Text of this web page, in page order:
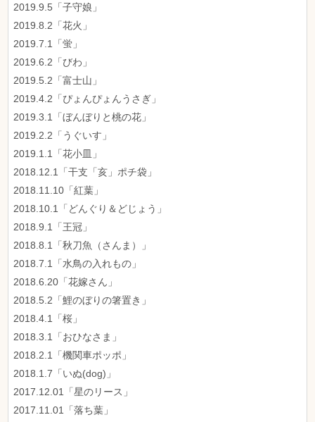
2019.9.5「子守娘」
2019.8.2「花火」
2019.7.1「蛍」
2019.6.2「びわ」
2019.5.2「富士山」
2019.4.2「ぴょんぴょんうさぎ」
2019.3.1「ぼんぼりと桃の花」
2019.2.2「うぐいす」
2019.1.1「花小皿」
2018.12.1「干支「亥」ポチ袋」
2018.11.10「紅葉」
2018.10.1「どんぐり＆どじょう」
2018.9.1「王冠」
2018.8.1「秋刀魚（さんま）」
2018.7.1「水鳥の入れもの」
2018.6.20「花嫁さん」
2018.5.2「鯉のぼりの箸置き」
2018.4.1「桜」
2018.3.1「おひなさま」
2018.2.1「機関車ポッポ」
2018.1.7「いぬ(dog)」
2017.12.01「星のリース」
2017.11.01「落ち葉」